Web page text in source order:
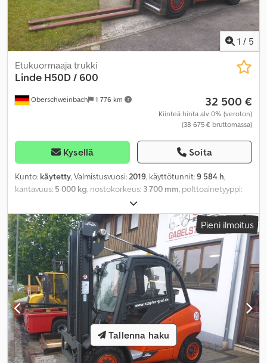
1 / 5
Oberschweinbach 1 776 km
Etukuormaaja trukki
Linde H50D / 600
32 500 €
Kiinteä hinta alv 0% (veroton)
(38 675 € bruttomassa)
Kysellä Soita
Kunto: käytetty, Valmistusvuosi:2019, käyttötunnit:9 584 h,
kantavuus: 5 000 kg, nostokorkeus: 3 700 mm, polttoainetyyppi:
2 870 mm
prosentti, väri:muu,
Pieni ilmoitus
Tallenna haku